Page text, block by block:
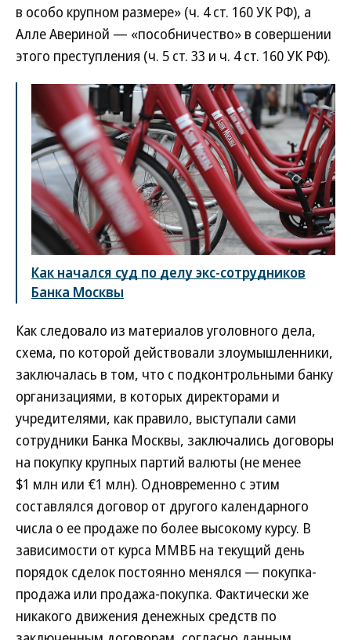
в особо крупном размере» (ч. 4 ст. 160 УК РФ), а
Алле Авериной — «пособничество» в совершении
этого преступления (ч. 5 ст. 33 и ч. 4 ст. 160 УК РФ).
Как начался суд по делу экс-сотрудников
Банка Москвы
Как следовало из материалов уголовного дела,
схема, по которой действовали злоумышленники,
заключалась в том, что с подконтрольными банку
организациями, в которых директорами и
учредителями, как правило, выступали сами
сотрудники Банка Москвы, заключались договоры
на покупку крупных партий валюты (не менее
$1 млн или €1 млн). Одновременно с этим
составлялся договор от другого календарного
числа о ее продаже по более высокому курсу. В
зависимости от курса ММВБ на текущий день
порядок сделок постоянно менялся — покупка-
продажа или продажа-покупка. Фактически же
никакого движения денежных средств по